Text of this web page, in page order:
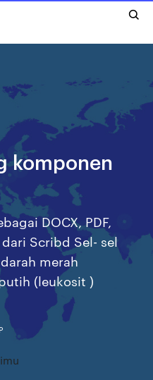
komponen
DOCX, PDF,
Scribd Sel- sel
merah
(leukosit )